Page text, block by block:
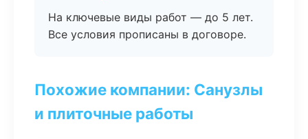
На ключевые виды работ — до 5 лет.
Все условия прописаны в договоре.
Похожие компании: Санузлы
и плиточные работы